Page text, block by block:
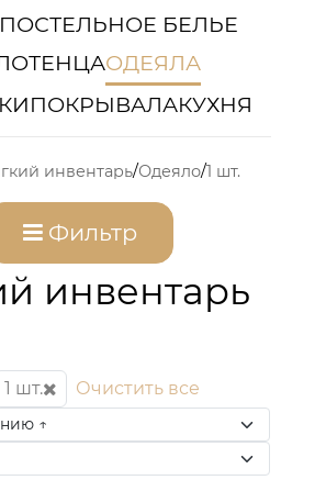
ПОСТЕЛЬНОЕ БЕЛЬЕ
ОДЕЯЛА
ПОКРЫВАЛАКУХНЯ
инвентарь Одеяло 1 шт.
Фильтр
инвентарь
1 шт. Очистить все